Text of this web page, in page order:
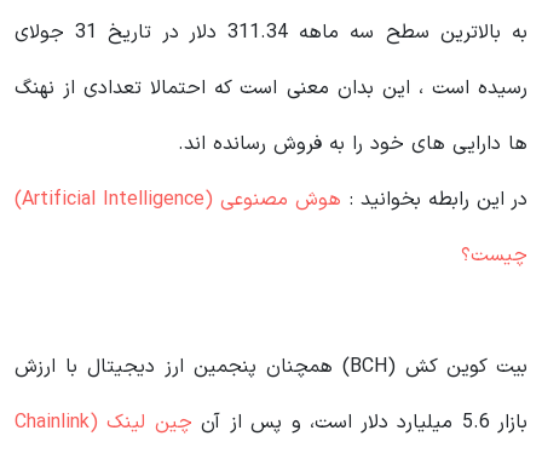
به بالاترین سطح سه ماهه 311.34 دلار در تاریخ 31 جولای
رسیده است ، این بدان معنی است که احتمالا تعدادی از نهنگ
ها دارایی های خود را به فروش رسانده اند.
در این رابطه بخوانید‌ :
هوش مصنوعی (Artificial Intelligence)
چیست؟
بیت کوین کش (BCH) همچنان پنجمین ارز دیجیتال با ارزش
بازار 5.6 میلیارد دلار است، و پس از آن
چین لینک (Chainlink